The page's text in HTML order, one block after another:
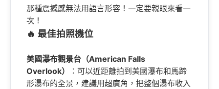
那種震撼感無法用語言形容！一定要親眼來看一
次！
🔥 最佳拍照機位
美國瀑布觀景台（American Falls
Overlook）
：可以近距離拍到美國瀑布和馬蹄
形瀑布的全景，建議用超廣角，把整個瀑布收入